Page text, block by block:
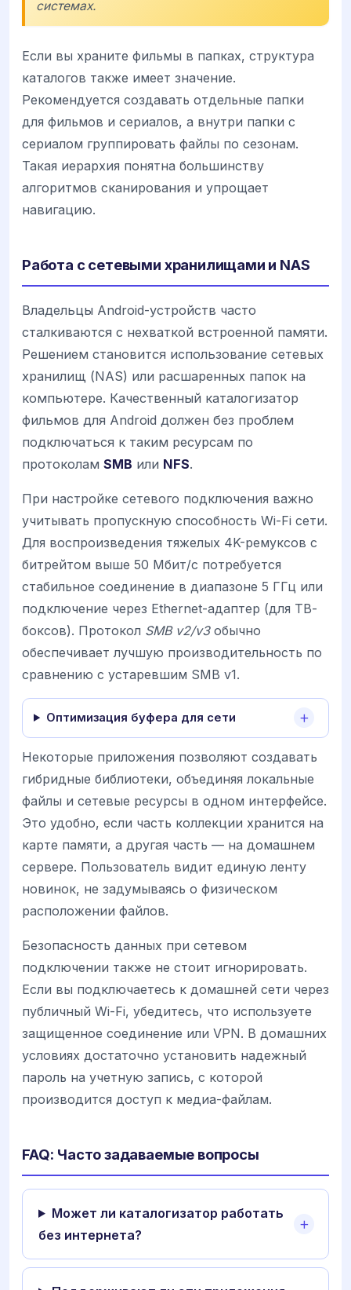
системах.
Если вы храните фильмы в папках, структура
каталогов также имеет значение.
Рекомендуется создавать отдельные папки
для фильмов и сериалов, а внутри папки с
сериалом группировать файлы по сезонам.
Такая иерархия понятна большинству
алгоритмов сканирования и упрощает
навигацию.
Работа с сетевыми хранилищами и NAS
Владельцы Android-устройств часто
сталкиваются с нехваткой встроенной памяти.
Решением становится использование сетевых
хранилищ (NAS) или расшаренных папок на
компьютере. Качественный каталогизатор
фильмов для Android должен без проблем
подключаться к таким ресурсам по
протоколам SMB или NFS.
При настройке сетевого подключения важно
учитывать пропускную способность Wi-Fi сети.
Для воспроизведения тяжелых 4K-ремуксов с
битрейтом выше 50 Мбит/с потребуется
стабильное соединение в диапазоне 5 ГГц или
подключение через Ethernet-адаптер (для ТВ-
боксов). Протокол SMB v2/v3обычно
обеспечивает лучшую производительность по
сравнению с устаревшим SMB v1.
Оптимизация буфера для сети
Некоторые приложения позволяют создавать
гибридные библиотеки, объединяя локальные
файлы и сетевые ресурсы в одном интерфейсе.
Это удобно, если часть коллекции хранится на
карте памяти, а другая часть — на домашнем
сервере. Пользователь видит единую ленту
новинок, не задумываясь о физическом
расположении файлов.
Безопасность данных при сетевом
подключении также не стоит игнорировать.
Если вы подключаетесь к домашней сети через
публичный Wi-Fi, убедитесь, что используете
защищенное соединение или VPN. В домашних
условиях достаточно установить надежный
пароль на учетную запись, с которой
производится доступ к медиа-файлам.
FAQ: Часто задаваемые вопросы
Может ли каталогизатор работать
без интернета?